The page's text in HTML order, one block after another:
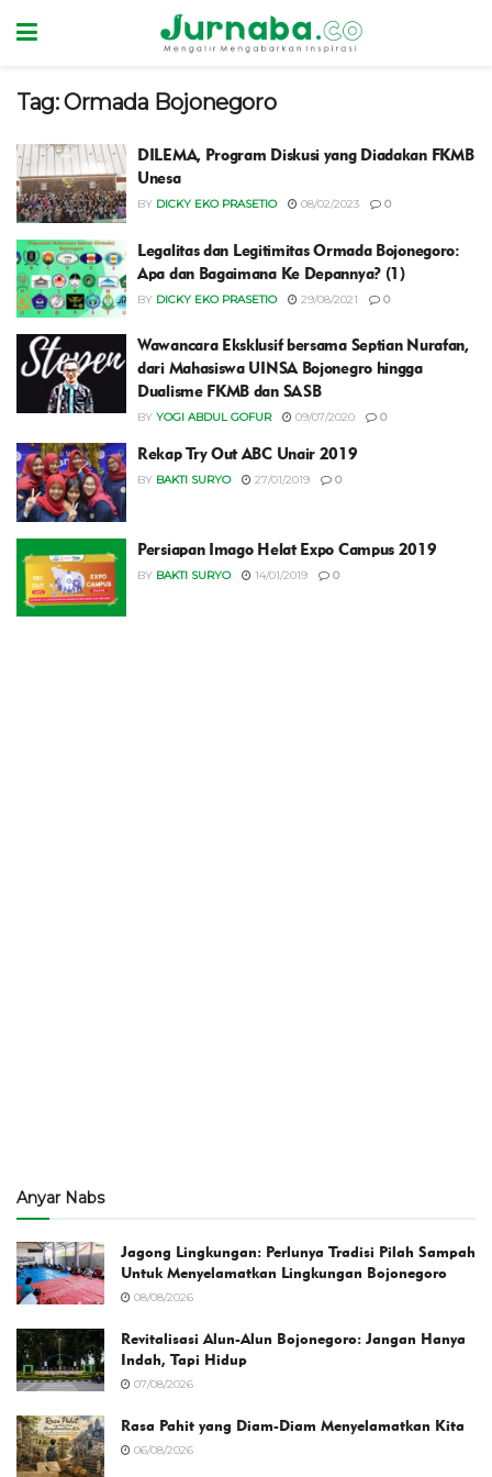
Tag:Ormada Bojonegoro
DILEMA, Program Diskusi yang Diadakan FKMB
Unesa
BY DICKY EKO PRASETIO 08/02/2023 0
Legalitas dan Legitimitas Ormada Bojonegoro:
Apa dan Bagaimana Ke Depannya? (1)
BY DICKY EKO PRASETIO 29/08/2021 0
Wawancara Eksklusif bersama Septian Nurafan,
dari Mahasiswa UINSA Bojonegro hingga
Dualisme FKMB dan SASB
BY YOGI ABDUL GOFUR 09/07/2020 0
Rekap Try Out ABC Unair 2019
BY BAKTI SURYO 27/01/2019 0
Persiapan Imago Helat Expo Campus 2019
BY BAKTI SURYO 14/01/2019 0
Anyar Nabs
Jagong Lingkungan: Perlunya Tradisi Pilah Sampah
Untuk Menyelamatkan Lingkungan Bojonegoro
08/08/2026
Revitalisasi Alun-Alun Bojonegoro: Jangan Hanya
Indah, Tapi Hidup
07/08/2026
Rasa Pahit yang Diam-Diam Menyelamatkan Kita
06/08/2026